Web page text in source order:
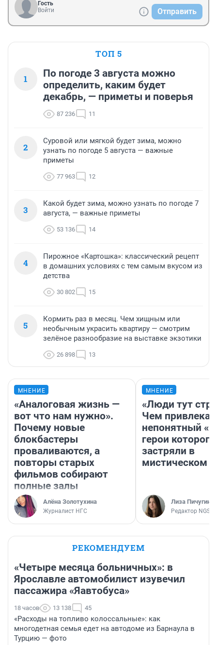
Гость
Войти
Отправить
ТОП 5
1
По погоде 3 августа можно
определить, каким будет
декабрь, — приметы и поверья
87 236 11
2
Суровой или мягкой будет зима, можно
узнать по погоде 5 августа — важные
приметы
77 963 12
3
Какой будет зима, можно узнать по погоде 7
августа, — важные приметы
53 136 14
4
Пирожное «Картошка»: классический рецепт
в домашних условиях с тем самым вкусом из
детства
30 802 15
5
Кормить раз в месяц. Чем хищным или
необычным украсить квартиру — смотрим
зелёное разнообразие на выставке экзотики
26 898 13
МНЕНИЕ
«Аналоговая жизнь —
вот что нам нужно».
Почему новые
блокбастеры
проваливаются, а
повторы старых
фильмов собирают
полные залы
Алёна Золотухина
Журналист НГС
МНЕНИЕ
«Люди тут
Чем
непонятный
герои которого
застряли в
мистическом
Лиза Пичугина
Редактор
РЕКОМЕНДУЕМ
«Четыре месяца больничных»: в
Ярославле автомобилист изувечил
пассажира «Яавтобуса»
18 часов 13 138 45
«Расходы на топливо колоссальные»: как
многодетная семья едет на автодоме из Барнаула в
Турцию — фото